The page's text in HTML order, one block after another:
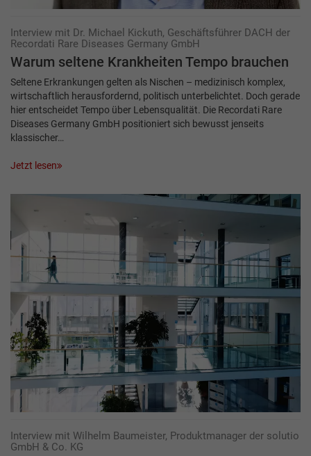
Interview mit Dr. Michael Kickuth, Geschäftsführer DACH der
Recordati Rare Diseases Germany GmbH
Warum seltene Krankheiten Tempo brauchen
Seltene Erkrankungen gelten als Nischen – medizinisch komplex,
wirtschaftlich herausfordernd, politisch unterbelichtet. Doch gerade
hier entscheidet Tempo über Lebensqualität. Die Recordati Rare
Diseases Germany GmbH positioniert sich bewusst jenseits
klassischer…
Jetzt lesen
Interview mit Wilhelm Baumeister, Produktmanager der solutio
GmbH & Co. KG